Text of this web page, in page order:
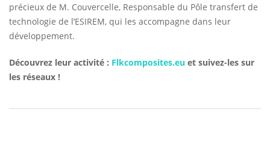
précieux de M. Couvercelle, Responsable du Pôle transfert de
technologie de l’ESIREM, qui les accompagne dans leur
développement.
Découvrez leur activité : Flkcomposites.eu et suivez-les sur
les réseaux !